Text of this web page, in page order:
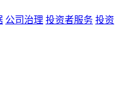
公司治理 投资者服务 投资